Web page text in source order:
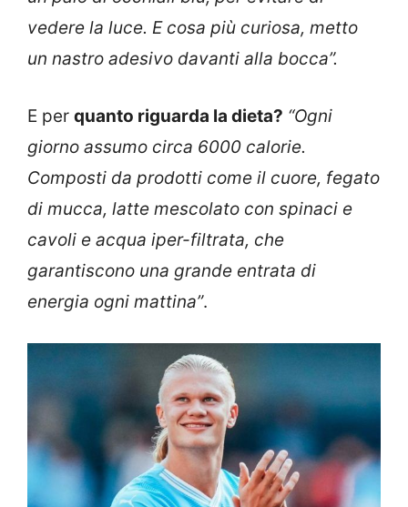
vedere la luce. E cosa più curiosa, metto
un nastro adesivo davanti alla bocca”.
E per quanto riguarda la dieta? “Ogni
giorno assumo circa 6000 calorie.
Composti da prodotti come il cuore, fegato
di mucca, latte mescolato con spinaci e
cavoli e acqua iper-filtrata, che
garantiscono una grande entrata di
energia ogni mattina”.